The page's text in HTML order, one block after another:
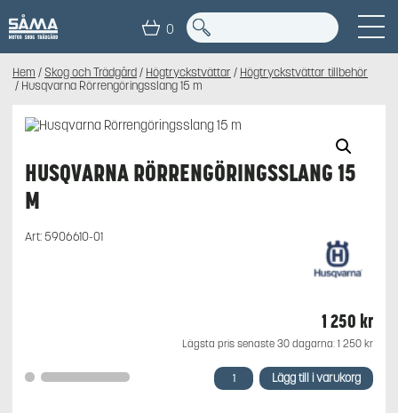
0
Hem / Skog och Trädgård/ Högtryckstvättar / Högtryckstvättar tillbehör
/ Husqvarna Rörrengöringsslang 15 m
HUSQVARNA RÖRRENGÖRINGSSLANG 15
M
Art:5906610-01
1 250 kr
Lägsta pris senaste 30 dagarna: 1 250 kr
Husqvarna
Rörrengöringsslang
Lägg till i varukorg